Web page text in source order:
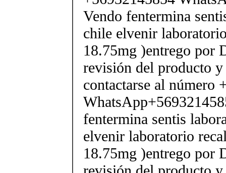
Vendo fentermina
chile elvenir
18.75mg )entrego por
revisión del producto
contactarse al número
fentermina sentis
elvenir laboratorio
18.75mg )entrego por